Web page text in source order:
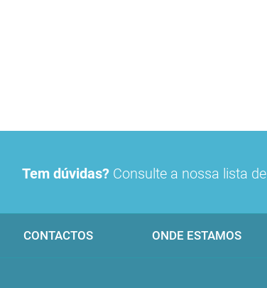
Tem dúvidas? Consulte a nossa lista de
CONTACTOS ONDE ESTAMOS